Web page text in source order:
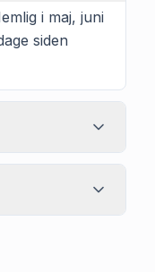
i maj, juni
siden